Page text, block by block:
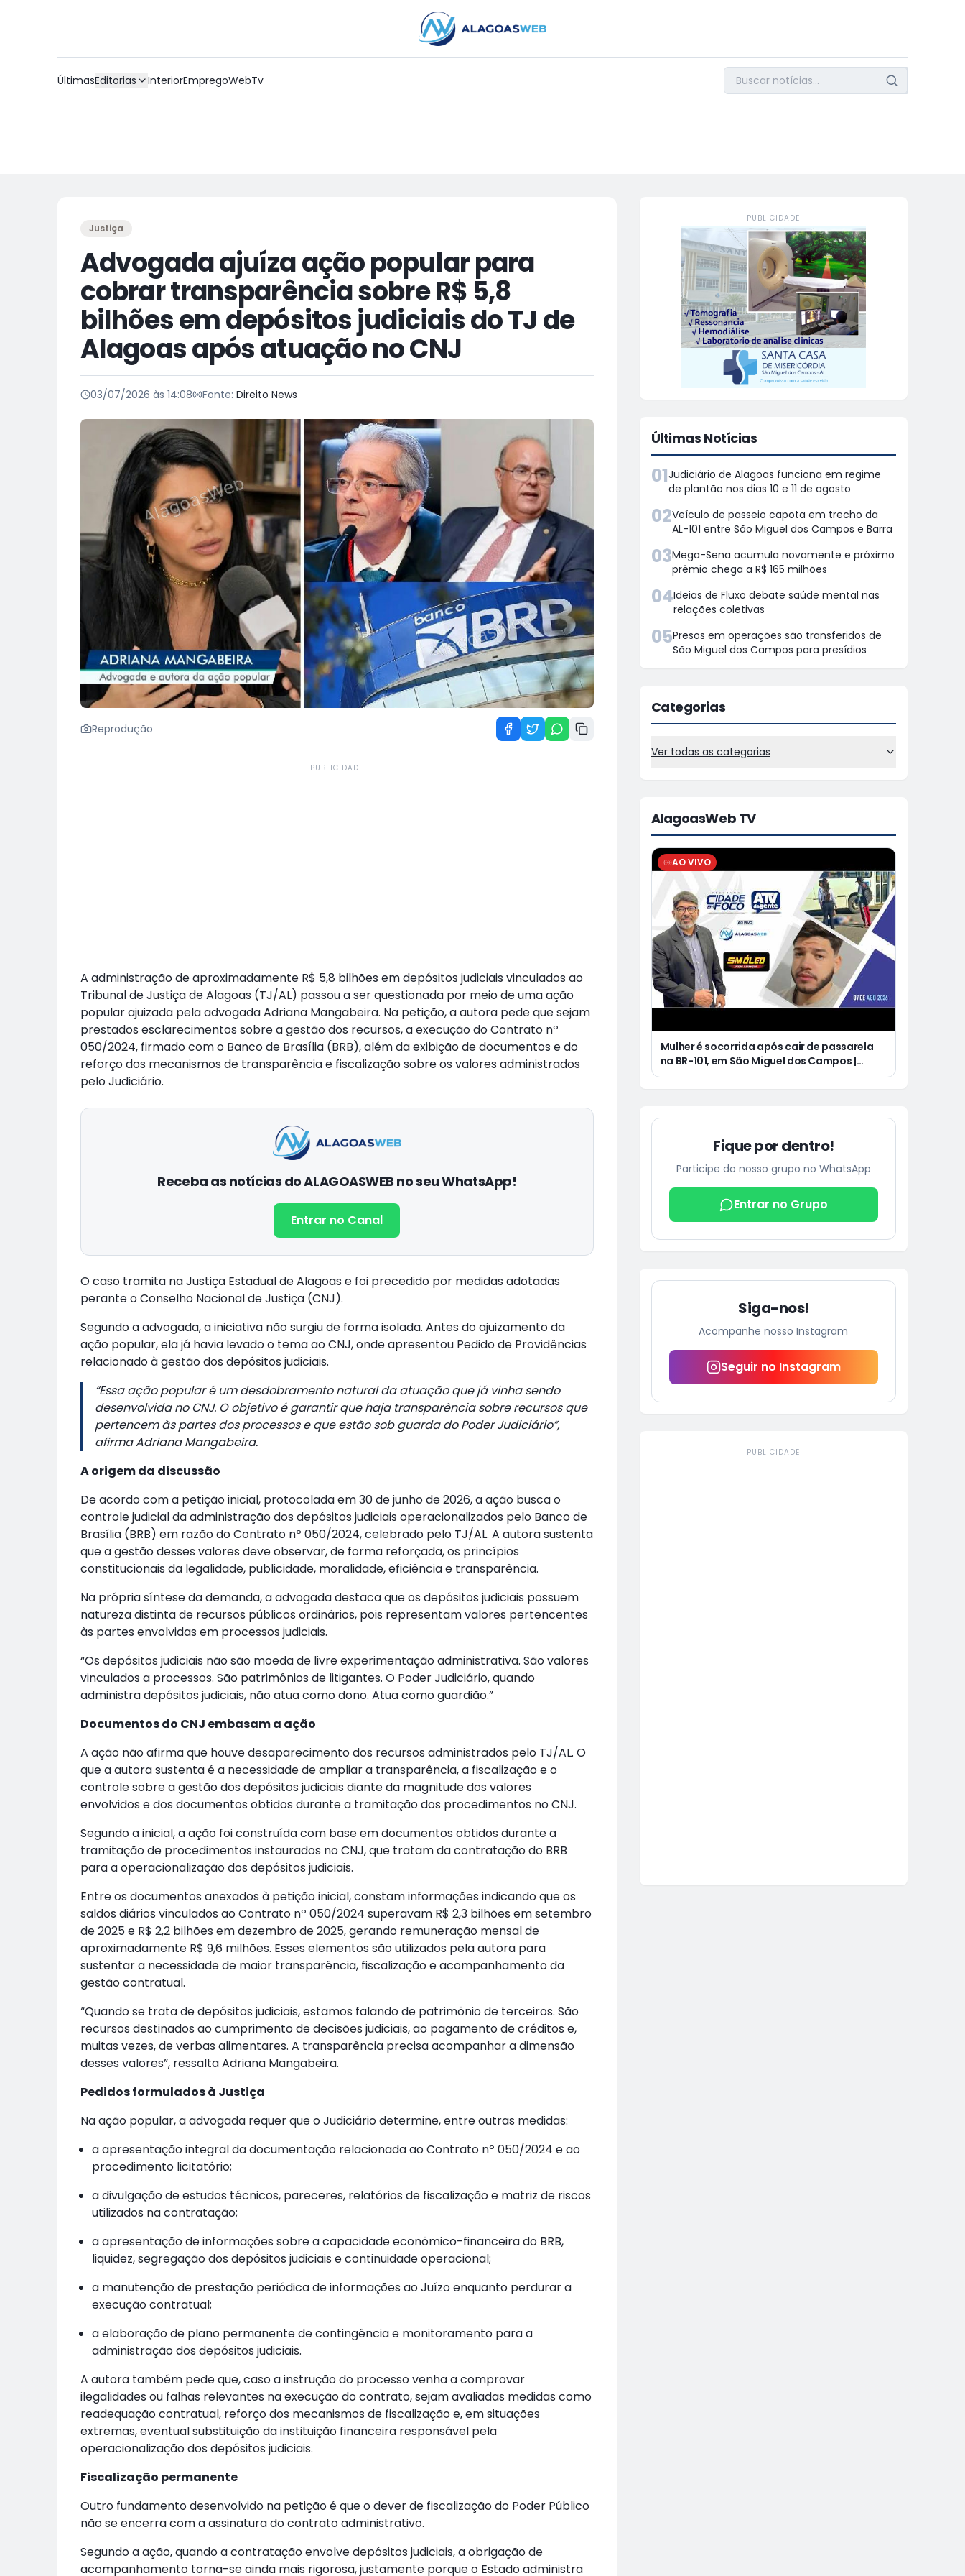
ÚltimasEditorias InteriorEmpregoWebTv
PUBLICIDADE
Justiça
Advogada ajuíza ação popular para
cobrar transparência sobre R$ 5,8
bilhões em depósitos judiciais do TJ de
Alagoas após atuação no CNJ
03/07/2026 às 14:08 Fonte: Direito News
Reprodução
PUBLICIDADE
A administração de aproximadamente R$ 5,8 bilhões em depósitos judiciais vinculados ao
Tribunal de Justiça de Alagoas (TJ/AL) passou a ser questionada por meio de uma ação
popular ajuizada pela advogada Adriana Mangabeira. Na petição, a autora pede que sejam
prestados esclarecimentos sobre a gestão dos recursos, a execução do Contrato nº
050/2024, firmado com o Banco de Brasília (BRB), além da exibição de documentos e do
reforço dos mecanismos de transparência e fiscalização sobre os valores administrados
pelo Judiciário.
Receba as notícias do ALAGOASWEB no seu WhatsApp!
Entrar no Canal
O caso tramita na Justiça Estadual de Alagoas e foi precedido por medidas adotadas
perante o Conselho Nacional de Justiça (CNJ).
Segundo a advogada, a iniciativa não surgiu de forma isolada. Antes do ajuizamento da
ação popular, ela já havia levado o tema ao CNJ, onde apresentou Pedido de Providências
relacionado à gestão dos depósitos judiciais.
“Essa ação popular é um desdobramento natural da atuação que já vinha sendo
desenvolvida no CNJ. O objetivo é garantir que haja transparência sobre recursos que
pertencem às partes dos processos e que estão sob guarda do Poder Judiciário”,
afirma Adriana Mangabeira.
A origem da discussão
De acordo com a petição inicial, protocolada em 30 de junho de 2026, a ação busca o
controle judicial da administração dos depósitos judiciais operacionalizados pelo Banco de
Brasília (BRB) em razão do Contrato nº 050/2024, celebrado pelo TJ/AL. A autora sustenta
que a gestão desses valores deve observar, de forma reforçada, os princípios
constitucionais da legalidade, publicidade, moralidade, eficiência e transparência.
Na própria síntese da demanda, a advogada destaca que os depósitos judiciais possuem
natureza distinta de recursos públicos ordinários, pois representam valores pertencentes
às partes envolvidas em processos judiciais.
“Os depósitos judiciais não são moeda de livre experimentação administrativa. São valores
vinculados a processos. São patrimônios de litigantes. O Poder Judiciário, quando
administra depósitos judiciais, não atua como dono. Atua como guardião.”
Documentos do CNJ embasam a ação
A ação não afirma que houve desaparecimento dos recursos administrados pelo TJ/AL. O
que a autora sustenta é a necessidade de ampliar a transparência, a fiscalização e o
controle sobre a gestão dos depósitos judiciais diante da magnitude dos valores
envolvidos e dos documentos obtidos durante a tramitação dos procedimentos no CNJ.
Segundo a inicial, a ação foi construída com base em documentos obtidos durante a
tramitação de procedimentos instaurados no CNJ, que tratam da contratação do BRB
para a operacionalização dos depósitos judiciais.
Entre os documentos anexados à petição inicial, constam informações indicando que os
saldos diários vinculados ao Contrato nº 050/2024 superavam R$ 2,3 bilhões em setembro
de 2025 e R$ 2,2 bilhões em dezembro de 2025, gerando remuneração mensal de
aproximadamente R$ 9,6 milhões. Esses elementos são utilizados pela autora para
sustentar a necessidade de maior transparência, fiscalização e acompanhamento da
gestão contratual.
“Quando se trata de depósitos judiciais, estamos falando de patrimônio de terceiros. São
recursos destinados ao cumprimento de decisões judiciais, ao pagamento de créditos e,
muitas vezes, de verbas alimentares. A transparência precisa acompanhar a dimensão
desses valores”, ressalta Adriana Mangabeira.
Pedidos formulados à Justiça
Na ação popular, a advogada requer que o Judiciário determine, entre outras medidas:
a apresentação integral da documentação relacionada ao Contrato nº 050/2024 e ao
procedimento licitatório;
a divulgação de estudos técnicos, pareceres, relatórios de fiscalização e matriz de riscos
utilizados na contratação;
a apresentação de informações sobre a capacidade econômico-financeira do BRB,
liquidez, segregação dos depósitos judiciais e continuidade operacional;
a manutenção de prestação periódica de informações ao Juízo enquanto perdurar a
execução contratual;
a elaboração de plano permanente de contingência e monitoramento para a
administração dos depósitos judiciais.
A autora também pede que, caso a instrução do processo venha a comprovar
ilegalidades ou falhas relevantes na execução do contrato, sejam avaliadas medidas como
readequação contratual, reforço dos mecanismos de fiscalização e, em situações
extremas, eventual substituição da instituição financeira responsável pela
operacionalização dos depósitos judiciais.
Fiscalização permanente
Outro fundamento desenvolvido na petição é que o dever de fiscalização do Poder Público
não se encerra com a assinatura do contrato administrativo.
Segundo a ação, quando a contratação envolve depósitos judiciais, a obrigação de
acompanhamento torna-se ainda mais rigorosa, justamente porque o Estado administra
PUBLICIDADE
Últimas Notícias
01Judiciário de Alagoas funciona em regime
de plantão nos dias 10 e 11 de agosto
02Veículo de passeio capota em trecho da
AL-101 entre São Miguel dos Campos e Barra
03Mega-Sena acumula novamente e próximo
prêmio chega a R$ 165 milhões
04Ideias de Fluxo debate saúde mental nas
relações coletivas
05Presos em operações são transferidos de
São Miguel dos Campos para presídios
Categorias
Ver todas as categorias
AlagoasWeb TV
AO VIVO
Mulher é socorrida após cair de passarela
na BR-101, em São Miguel dos Campos |
Jovem de 25 anos morre após acidente de
Fique por dentro!
Participe do nosso grupo no WhatsApp
Entrar no Grupo
Siga-nos!
Acompanhe nosso Instagram
Seguir no Instagram
PUBLICIDADE